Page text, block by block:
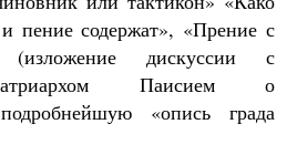
пение содержат», «Прение с
дискуссии с
Паисием о
«опись града